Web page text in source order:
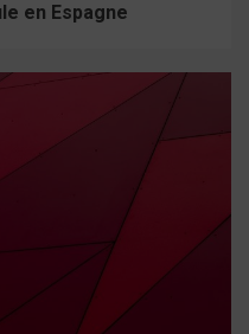
en Espagne